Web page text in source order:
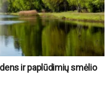
ir paplūdimių smėlio